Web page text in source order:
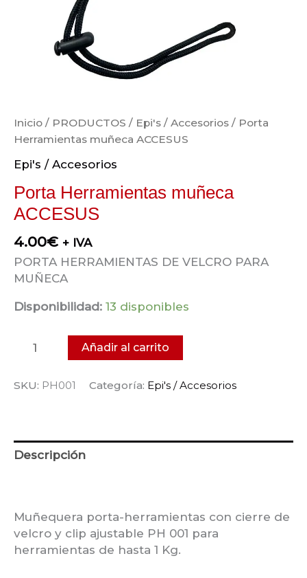
Inicio / PRODUCTOS / Epi's / Accesorios / Porta
Herramientas muñeca ACCESUS
Epi's / Accesorios
Porta Herramientas muñeca
ACCESUS
4.00€ + IVA
PORTA HERRAMIENTAS DE VELCRO PARA
MUÑECA
Disponibilidad: 13 disponibles
Añadir al carrito
SKU: PH001 Categoría: Epi's / Accesorios
Descripción
Muñequera porta-herramientas con cierre de
velcro y clip ajustable PH 001 para
herramientas de hasta 1 Kg.